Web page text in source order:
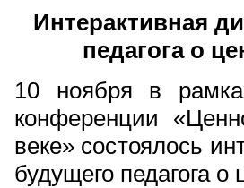
Интерактивная
педагога о
10 ноября в
конференции
веке» состоялось
будущего педагога